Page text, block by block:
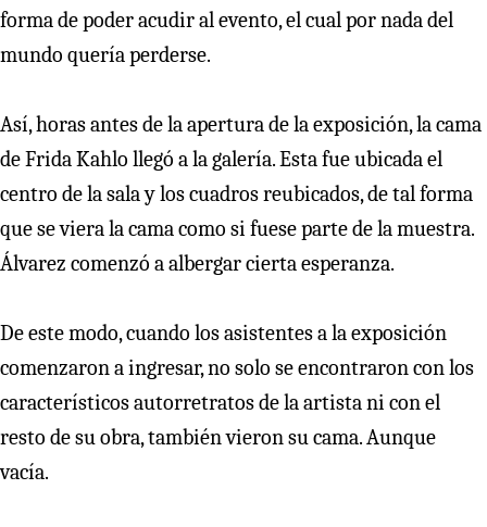
forma de poder acudir al evento, el cual por nada del
mundo quería perderse.
Así, horas antes de la apertura de la exposición, la cama
de Frida Kahlo llegó a la galería. Esta fue ubicada el
centro de la sala y los cuadros reubicados, de tal forma
que se viera la cama como si fuese parte de la muestra.
Álvarez comenzó a albergar cierta esperanza.
De este modo, cuando los asistentes a la exposición
comenzaron a ingresar, no solo se encontraron con los
característicos autorretratos de la artista ni con el
resto de su obra, también vieron su cama. Aunque
vacía.